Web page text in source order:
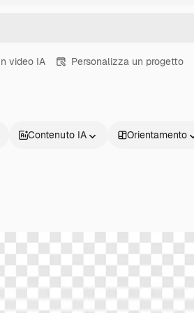
video IA Personalizza un progetto
Contenuto IA Orientamento
Prodotti